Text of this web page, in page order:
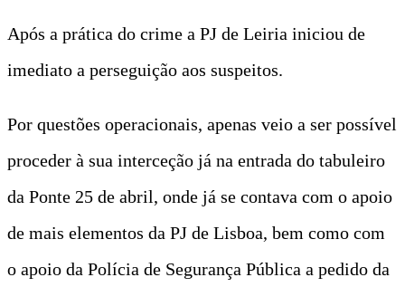
Após a prática do crime a PJ de Leiria iniciou de
imediato a perseguição aos suspeitos.
Por questões operacionais, apenas veio a ser possível
proceder à sua interceção já na entrada do tabuleiro
da Ponte 25 de abril, onde já se contava com o apoio
de mais elementos da PJ de Lisboa, bem como com
o apoio da Polícia de Segurança Pública a pedido da